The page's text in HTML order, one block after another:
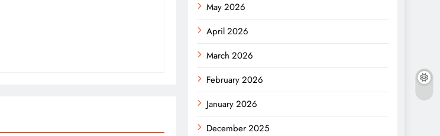
May 2026
April 2026
March 2026
February 2026
January 2026
December 2025